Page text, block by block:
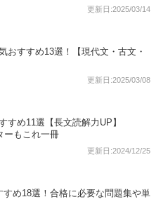
更新日:2025/03/14
おすすめ13選！【現代文・古文・
更新日:2025/03/08
すめ11選【長文読解力UP】
ーもこれ一冊
更新日:2024/12/25
め18選！合格に必要な問題集や単